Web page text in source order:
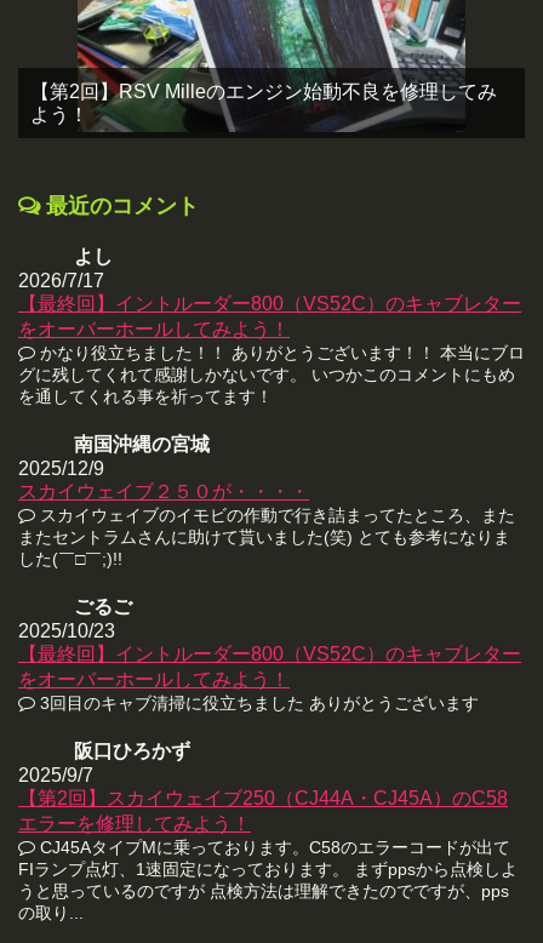
【第2回】RSV Milleのエンジン始動不良を修理してみ
よう！
最近のコメント
よし
2026/7/17
【最終回】イントルーダー800（VS52C）のキャブレター
をオーバーホールしてみよう！
かなり役立ちました！！ ありがとうございます！！ 本当にブロ
グに残してくれて感謝しかないです。 いつかこのコメントにもめ
を通してくれる事を祈ってます！
南国沖縄の宮城
2025/12/9
スカイウェイブ２５０が・・・・
スカイウェイブのイモビの作動で行き詰まってたところ、また
またセントラムさんに助けて貰いました(笑) とても参考になりま
した(￣□￣;)!!
ごるご
2025/10/23
【最終回】イントルーダー800（VS52C）のキャブレター
をオーバーホールしてみよう！
3回目のキャブ清掃に役立ちました ありがとうございます
阪口ひろかず
2025/9/7
【第2回】スカイウェイブ250（CJ44A・CJ45A）のC58
エラーを修理してみよう！
CJ45AタイプMに乗っております。C58のエラーコードが出て
FIランプ点灯、1速固定になっております。 まずppsから点検しよ
うと思っているのですが 点検方法は理解できたのでですが、pps
の取り...